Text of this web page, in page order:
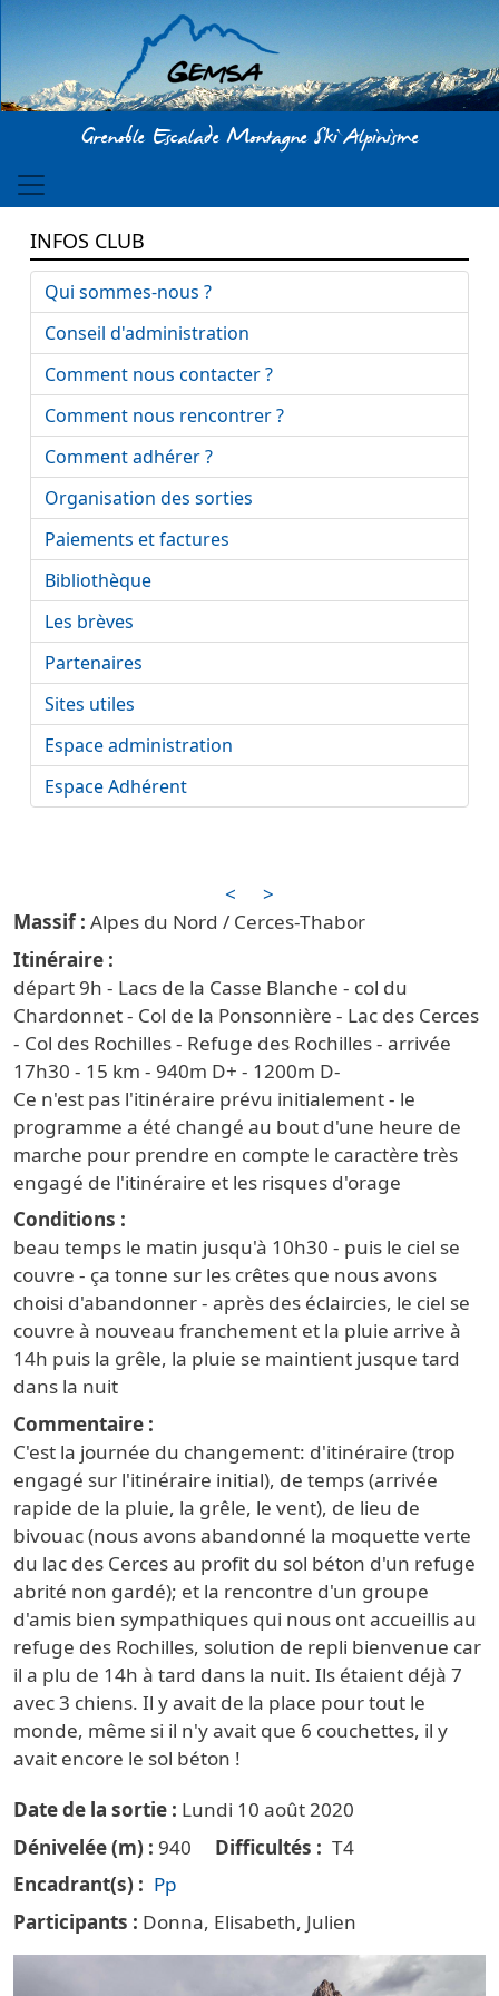
Aller au contenu principal
Grenoble Escalade Montagne Ski Alpinisme
<
>
Alpes du Nord / Cerces-Thabor
Itinéraire
départ 9h - Lacs de la Casse Blanche - col du
Chardonnet - Col de la Ponsonnière - Lac des Cerces
- Col des Rochilles - Refuge des Rochilles - arrivée
17h30 - 15 km - 940m D+ - 1200m D-
Ce n'est pas l'itinéraire prévu initialement - le
programme a été changé au bout d'une heure de
marche pour prendre en compte le caractère très
engagé de l'itinéraire et les risques d'orage
Conditions
beau temps le matin jusqu'à 10h30 - puis le ciel se
couvre - ça tonne sur les crêtes que nous avons
choisi d'abandonner - après des éclaircies, le ciel se
couvre à nouveau franchement et la pluie arrive à
14h puis la grêle, la pluie se maintient jusque tard
dans la nuit
Commentaire
C'est la journée du changement: d'itinéraire (trop
engagé sur l'itinéraire initial), de temps (arrivée
rapide de la pluie, la grêle, le vent), de lieu de
bivouac (nous avons abandonné la moquette verte
du lac des Cerces au profit du sol béton d'un refuge
abrité non gardé); et la rencontre d'un groupe
d'amis bien sympathiques qui nous ont accueillis au
refuge des Rochilles, solution de repli bienvenue car
il a plu de 14h à tard dans la nuit. Ils étaient déjà 7
avec 3 chiens. Il y avait de la place pour tout le
monde, même si il n'y avait que 6 couchettes, il y
avait encore le sol béton !
Date de la sortie
Lundi 10 août 2020
Dénivelée (m)
940 Difficultés
T4
Encadrant(s)
Pp
Participants
Donna, Elisabeth, Julien
INFOS CLUB
Qui sommes-nous ?
Conseil d'administration
Comment nous contacter ?
Comment nous rencontrer ?
Comment adhérer ?
Organisation des sorties
Paiements et factures
Bibliothèque
Les brèves
Partenaires
Sites utiles
Espace administration
Espace Adhérent